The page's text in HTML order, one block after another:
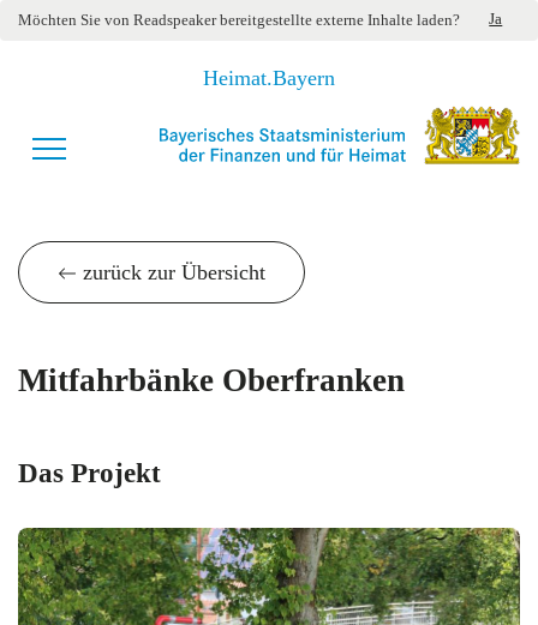
Möchten Sie vonReadspeakerbereitgestellte externe Inhalte laden? Ja
Heimat.Bayern
zurück zur Übersicht
Mitfahrbänke Oberfranken
Das Projekt